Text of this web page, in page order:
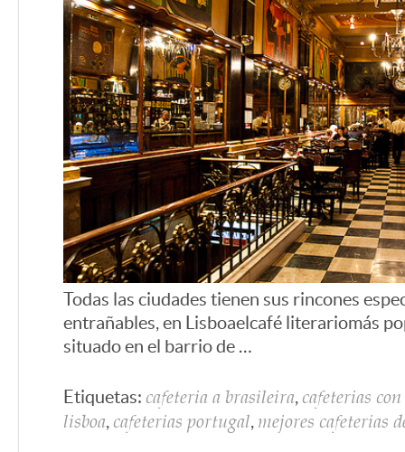
Todas las ciudades tienen sus rincones
entrañables, en Lisboa el café literario más
situado en el barrio de …
Etiquetas: cafeteria a brasileira, cafeterias
lisboa, cafeterias portugal, mejores cafeterias